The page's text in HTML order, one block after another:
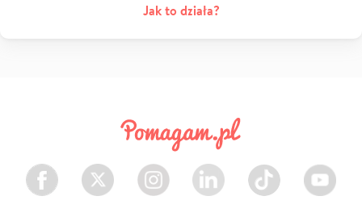
Jak to działa?
Facebook Twitter Instagram LinkedIn TikTok Youtube